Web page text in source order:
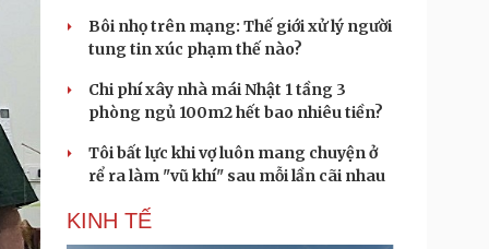
Bôi nhọ trên mạng: Thế giới xử lý người
tung tin xúc phạm thế nào?
Chi phí xây nhà mái Nhật 1 tầng 3
phòng ngủ 100m2 hết bao nhiêu tiền?
Tôi bất lực khi vợ luôn mang chuyện ở
rể ra làm "vũ khí" sau mỗi lần cãi nhau
KINH TẾ